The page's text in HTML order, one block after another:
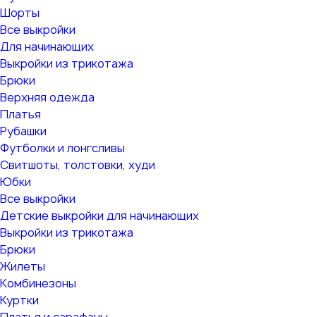
Шорты
Все выкройки
Для начинающих
Выкройки из трикотажа
Брюки
Верхняя одежда
Платья
Рубашки
Футболки и лонгсливы
Свитшоты, толстовки, худи
Юбки
Все выкройки
Детские выкройки для начинающих
Выкройки из трикотажа
Брюки
Жилеты
Комбинезоны
Куртки